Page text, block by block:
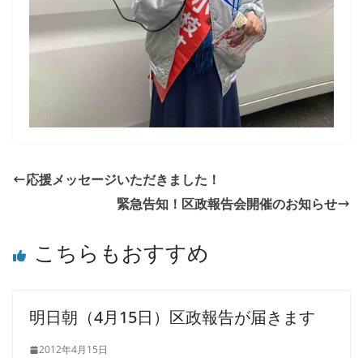
応援メッセージいただきました！
緊急告知！区政報告会開催のお知らせ
こちらもおすすめ
明日朝（4月15日）区政報告が届きます
2012年4月15日